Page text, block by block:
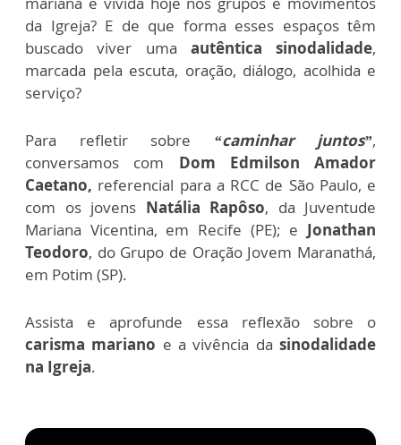
da Igreja? E de que forma esses espaços têm
buscado viver uma autêntica sinodalidade,
marcada pela escuta, oração, diálogo, acolhida e
serviço?
Para refletir sobre “caminhar juntos”,
conversamos com Dom Edmilson Amador
Caetano, referencial para a RCC de São Paulo, e
com os jovens Natália Rapôso, da Juventude
Mariana Vicentina, em Recife (PE); e Jonathan
Teodoro, do Grupo de Oração Jovem Maranathá,
em Potim (SP).
Assista e aprofunde essa reflexão sobre o
carisma mariano e a vivência dasinodalidade
na Igreja.